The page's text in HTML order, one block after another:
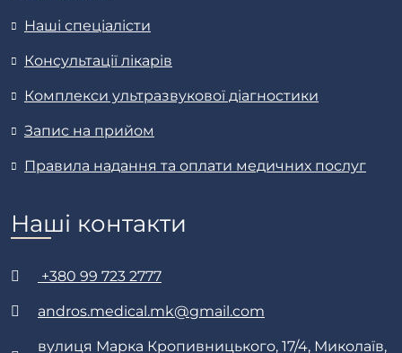
Наші спеціалісти
Консультації лікарів
Комплекси ультразвукової діагностики
Запис на прийом
Правила надання та оплати медичних послуг
Наші контакти
+380 99 723 2777
andros.medical.mk@gmail.com
вулиця Марка Кропивницького, 17/4, Миколаїв,